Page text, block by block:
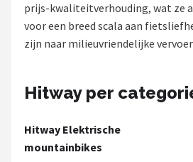
Shop
POPULAIRE MERKEN
ABUS
prijs-kwaliteitverhouding, wat ze
voor een breed scala aan
zijn naar milieuvriendelijke
Hitway per
Hitway Elektrische
mountainbikes